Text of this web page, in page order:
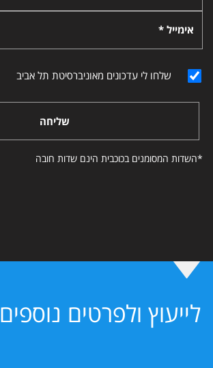
אימייל *
שלחו לי עדכונים מאוניברסיטת תל אביב
שליחה
*השדות המסומנים בכוכבית הינם שדות חובה
לייעוץ ולפרטים נוספים